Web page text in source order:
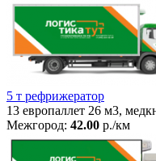
5 т рефрижератор
13 европаллет 26 м3,
Межгород: 42.00 р./км